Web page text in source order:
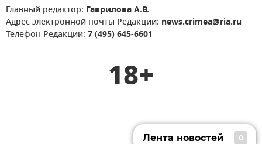
Главный редактор: Гаврилова А.В.
Адрес электронной почты Редакции: news.crimea@ria.ru
Телефон Редакции: 7 (495) 645-6601
18+
Лента новостей 0